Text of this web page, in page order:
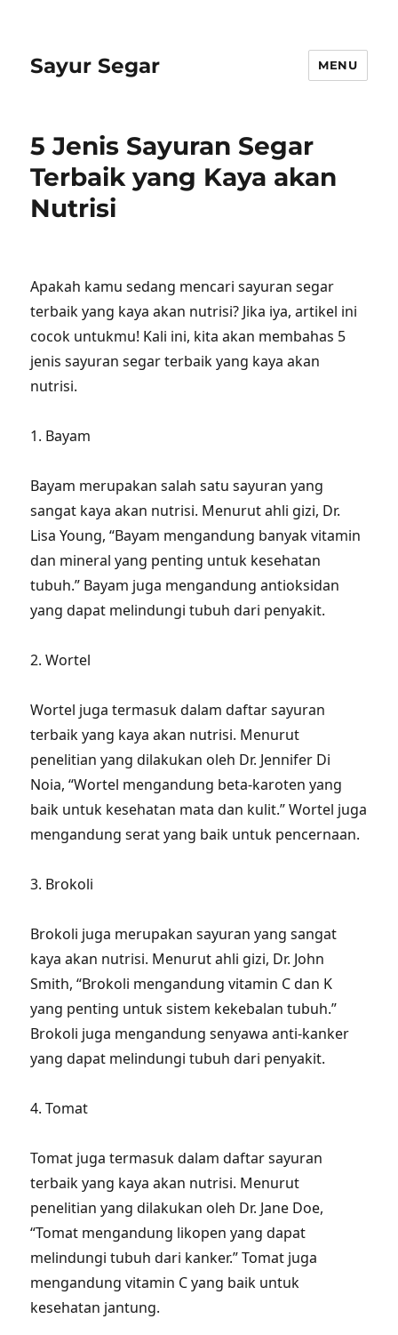
Sayur Segar MENU
5 Jenis Sayuran Segar
Terbaik yang Kaya akan
Nutrisi
Apakah kamu sedang mencari sayuran segar
terbaik yang kaya akan nutrisi? Jika iya, artikel ini
cocok untukmu! Kali ini, kita akan membahas 5
jenis sayuran segar terbaik yang kaya akan
nutrisi.
1. Bayam
Bayam merupakan salah satu sayuran yang
sangat kaya akan nutrisi. Menurut ahli gizi, Dr.
Lisa Young, “Bayam mengandung banyak vitamin
dan mineral yang penting untuk kesehatan
tubuh.” Bayam juga mengandung antioksidan
yang dapat melindungi tubuh dari penyakit.
2. Wortel
Wortel juga termasuk dalam daftar sayuran
terbaik yang kaya akan nutrisi. Menurut
penelitian yang dilakukan oleh Dr. Jennifer Di
Noia, “Wortel mengandung beta-karoten yang
baik untuk kesehatan mata dan kulit.” Wortel juga
mengandung serat yang baik untuk pencernaan.
3. Brokoli
Brokoli juga merupakan sayuran yang sangat
kaya akan nutrisi. Menurut ahli gizi, Dr. John
Smith, “Brokoli mengandung vitamin C dan K
yang penting untuk sistem kekebalan tubuh.”
Brokoli juga mengandung senyawa anti-kanker
yang dapat melindungi tubuh dari penyakit.
4. Tomat
Tomat juga termasuk dalam daftar sayuran
terbaik yang kaya akan nutrisi. Menurut
penelitian yang dilakukan oleh Dr. Jane Doe,
“Tomat mengandung likopen yang dapat
melindungi tubuh dari kanker.” Tomat juga
mengandung vitamin C yang baik untuk
kesehatan jantung.